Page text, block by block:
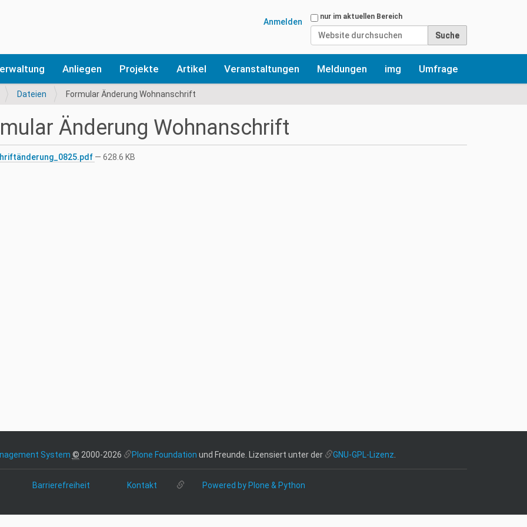
Website durchsuchen
nur im aktuellen Bereich
Anmelden
Anliegen Projekte Artikel Veranstaltungen Meldungen img Umfrage
Dateien Formular Änderung Wohnanschrift
Änderung Wohnanschrift
— 628.6 KB
System © 2000-2026 Plone Foundation und Freunde. Lizensiert unter der GNU-GPL-Lizenz
Barrierefreiheit Kontakt Powered by Plone & Python